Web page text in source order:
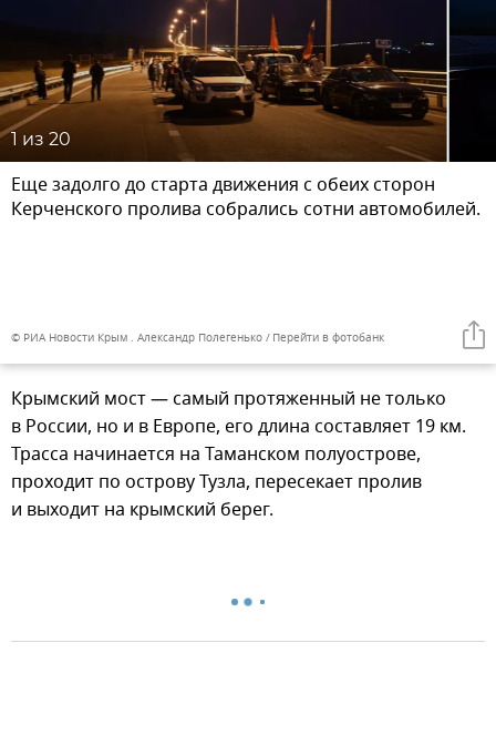
1 из 20
Еще задолго до старта движения с обеих сторон
Керченского пролива собрались сотни автомобилей.
© РИА Новости Крым . Александр Полегенько Перейти в фотобанк
Крымский мост — самый протяженный не только
в России, но и в Европе, его длина составляет 19 км.
Трасса начинается на Таманском полуострове,
проходит по острову Тузла, пересекает пролив
и выходит на крымский берег.